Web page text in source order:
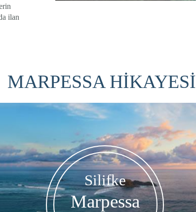
ilan
MARPESSA HİKAYESİ
Silifke
Marpessa